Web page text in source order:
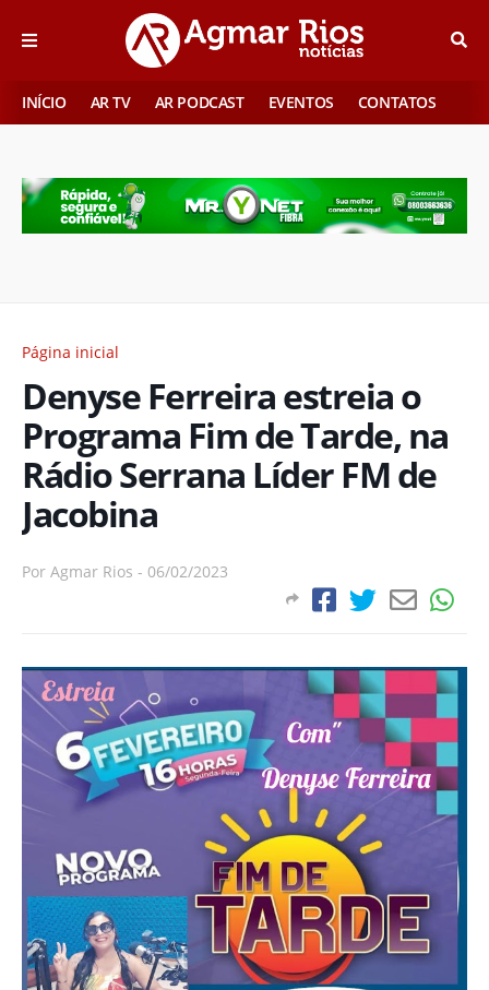
INÍCIO AR TV AR PODCAST EVENTOS CONTATOS
Página inicial
Denyse Ferreira estreia o
Programa Fim de Tarde, na
Rádio Serrana Líder FM de
Jacobina
Por Agmar Rios - 06/02/2023